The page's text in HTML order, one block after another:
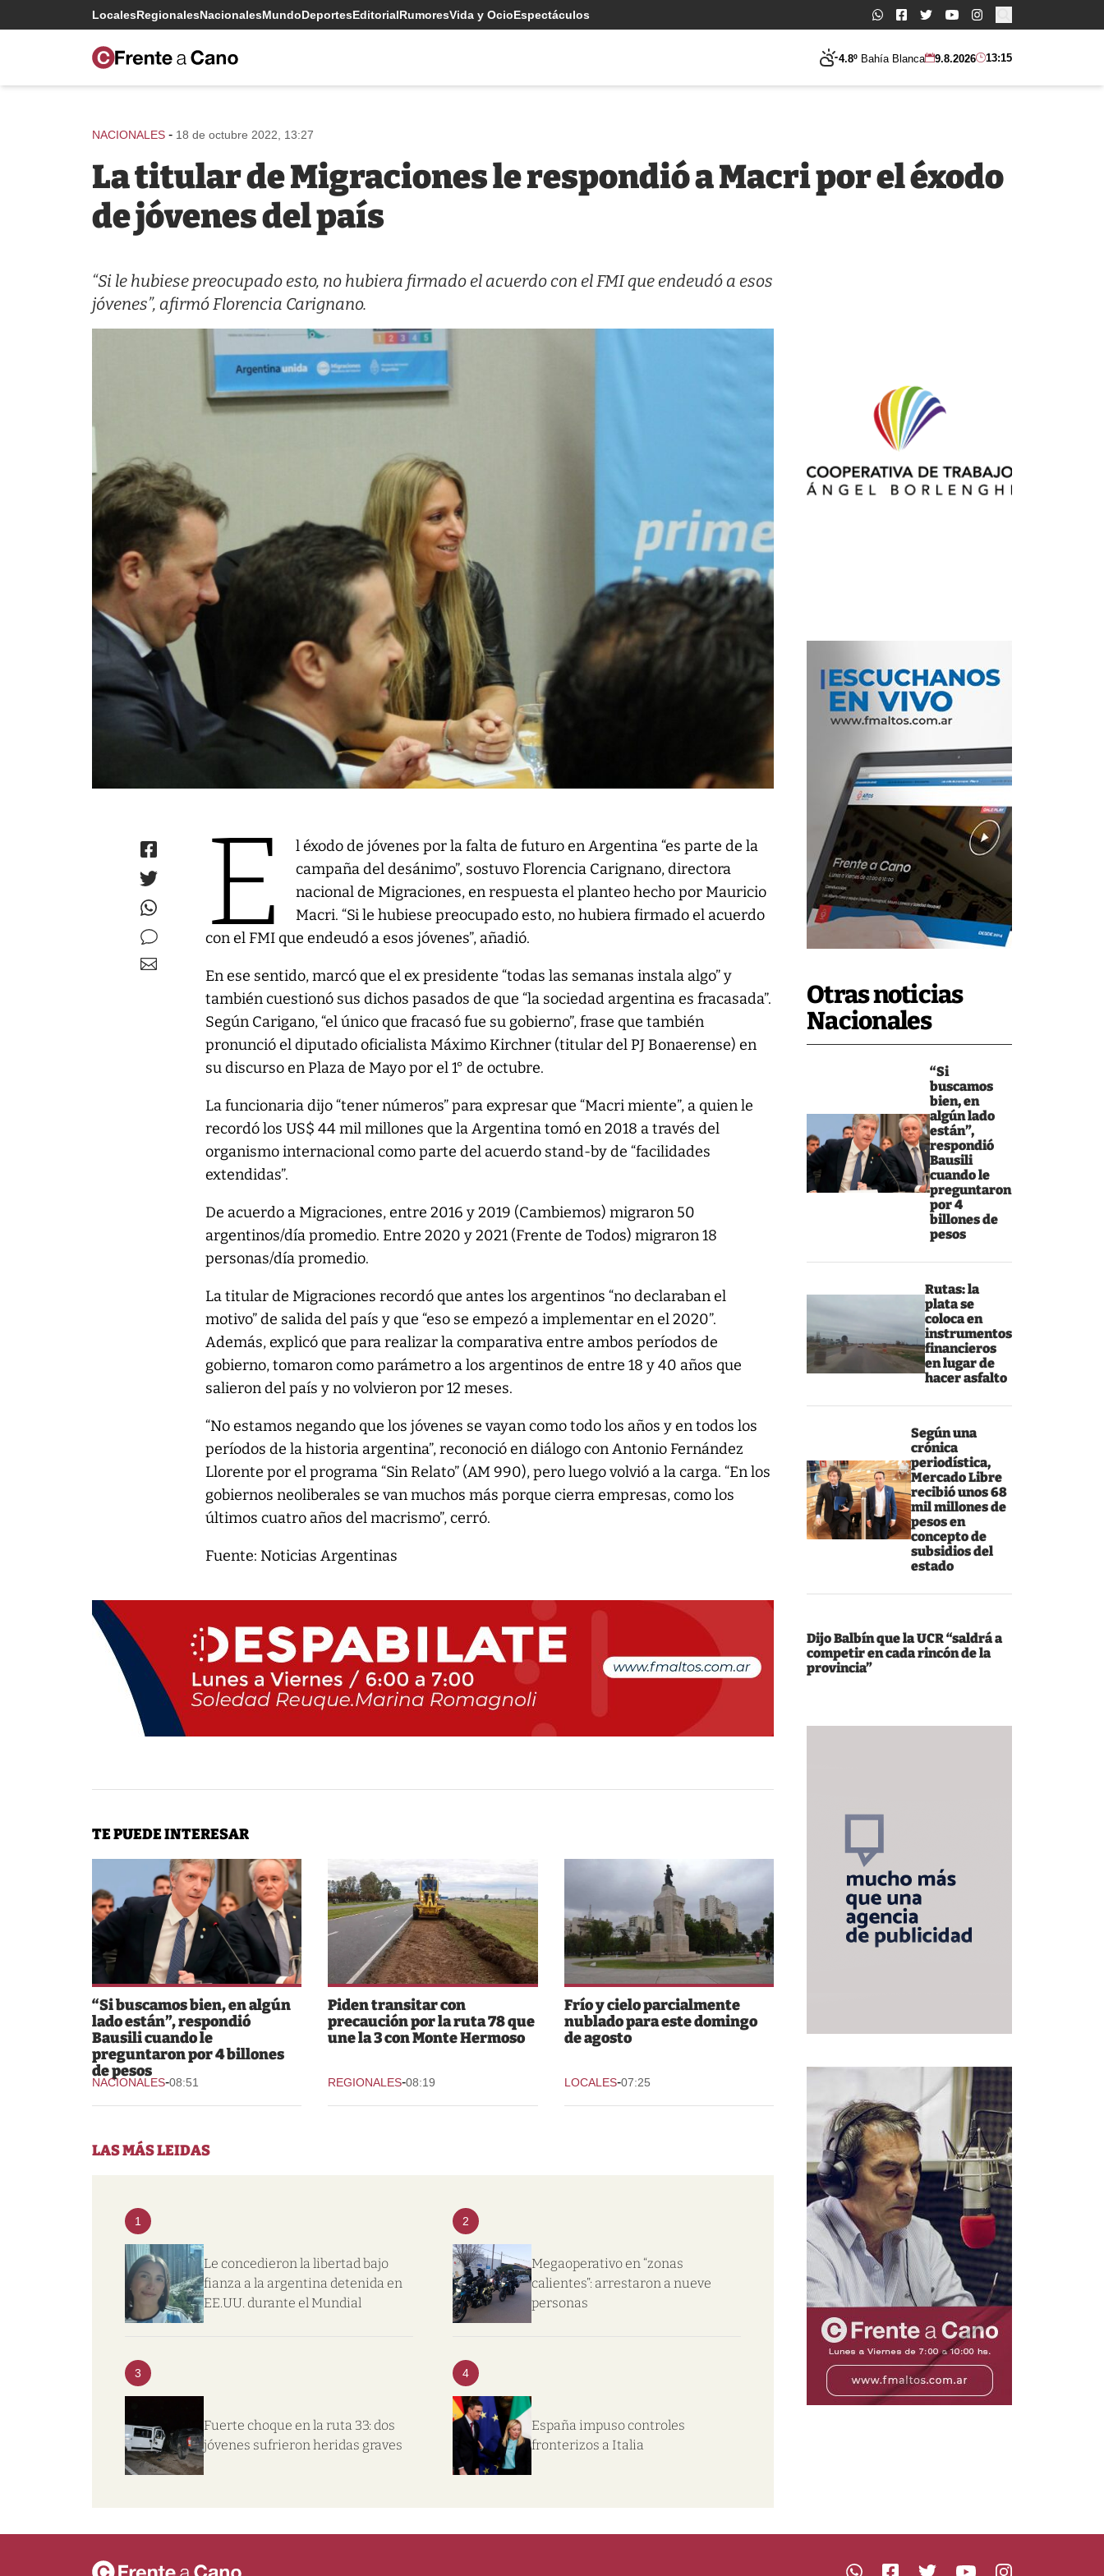
LocalesRegionalesNacionalesMundoDeportesEditorialRumoresVida y OcioEspectáculos Buscar:
4.8º Bahía Blanca 9.8.2026 13:15
Otras noticias
Nacionales
“Si
buscamos
bien, en
algún lado
están”,
respondió
Bausili
cuando le
preguntaron
por 4
billones de
pesos
Rutas: la
plata se
coloca en
instrumentos
financieros
en lugar de
hacer asfalto
Según una
crónica
periodística,
Mercado Libre
recibió unos 68
mil millones de
pesos en
concepto de
subsidios del
estado
Dijo Balbín que la UCR “saldrá a
competir en cada rincón de la
provincia”
NACIONALES - 18 de octubre 2022, 13:27
La titular de Migraciones le respondió a Macri por el éxodo
de jóvenes del país
“Si le hubiese preocupado esto, no hubiera firmado el acuerdo con el FMI que endeudó a esos
jóvenes”, afirmó Florencia Carignano.
E
l éxodo de jóvenes por la falta de futuro en Argentina “es parte de la
campaña del desánimo”, sostuvo Florencia Carignano, directora
nacional de Migraciones, en respuesta el planteo hecho por Mauricio
Macri. “Si le hubiese preocupado esto, no hubiera firmado el acuerdo
con el FMI que endeudó a esos jóvenes”, añadió.
En ese sentido, marcó que el ex presidente “todas las semanas instala algo” y
también cuestionó sus dichos pasados de que “la sociedad argentina es fracasada”.
Según Carigano, “el único que fracasó fue su gobierno”, frase que también
pronunció el diputado oficialista Máximo Kirchner (titular del PJ Bonaerense) en
su discurso en Plaza de Mayo por el 1° de octubre.
La funcionaria dijo “tener números” para expresar que “Macri miente”, a quien le
recordó los US$ 44 mil millones que la Argentina tomó en 2018 a través del
organismo internacional como parte del acuerdo stand-by de “facilidades
extendidas”.
De acuerdo a Migraciones, entre 2016 y 2019 (Cambiemos) migraron 50
argentinos/día promedio. Entre 2020 y 2021 (Frente de Todos) migraron 18
personas/día promedio.
La titular de Migraciones recordó que antes los argentinos “no declaraban el
motivo” de salida del país y que “eso se empezó a implementar en el 2020”.
Además, explicó que para realizar la comparativa entre ambos períodos de
gobierno, tomaron como parámetro a los argentinos de entre 18 y 40 años que
salieron del país y no volvieron por 12 meses.
“No estamos negando que los jóvenes se vayan como todo los años y en todos los
períodos de la historia argentina”, reconoció en diálogo con Antonio Fernández
Llorente por el programa “Sin Relato” (AM 990), pero luego volvió a la carga. “En los
gobiernos neoliberales se van muchos más porque cierra empresas, como los
últimos cuatro años del macrismo”, cerró.
Fuente: Noticias Argentinas
TE PUEDE INTERESAR
“Si buscamos bien, en algún
lado están”, respondió
Bausili cuando le
preguntaron por 4 billones
de pesos
NACIONALES-08:51
Piden transitar con
precaución por la ruta 78 que
une la 3 con Monte Hermoso
REGIONALES-08:19
Frío y cielo parcialmente
nublado para este domingo
de agosto
LOCALES-07:25
LAS MÁS LEIDAS
1
Le concedieron la libertad bajo
fianza a la argentina detenida en
EE.UU. durante el Mundial
2
Megaoperativo en “zonas
calientes”: arrestaron a nueve
personas
3
Fuerte choque en la ruta 33: dos
jóvenes sufrieron heridas graves
4
España impuso controles
fronterizos a Italia